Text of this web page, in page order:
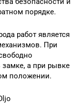
порядке.
работ является
При
замке, а при рывке
положении.